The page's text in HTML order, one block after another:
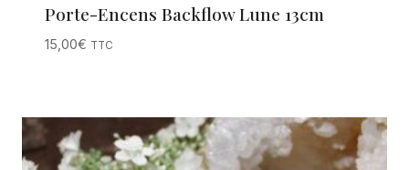
Porte-Encens Backflow Lune 13cm
15,00€ TTC